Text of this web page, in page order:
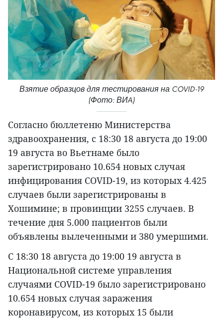
Взятие образцов для тестирования на COVID-19
(Фото: ВИA)
Согласно бюллетеню Министерства
здравоохранения, с 18:30 18 августа до 19:00
19 августа во Вьетнаме было
зарегистрировано 10.654 новых случая
инфицирования COVID-19, из которых 4.425
случаев были зарегистрированы в
Хошимине; в провинции 3255 случаев. В
течение дня 5.000 пациентов были
объявлены вылеченными и 380 умершими.
С 18:30 18 августа до 19:00 19 августа в
Национальной системе управления
случаями COVID-19 было зарегистрировано
10.654 новых случая заражения
коронавирусом, из которых 15 были